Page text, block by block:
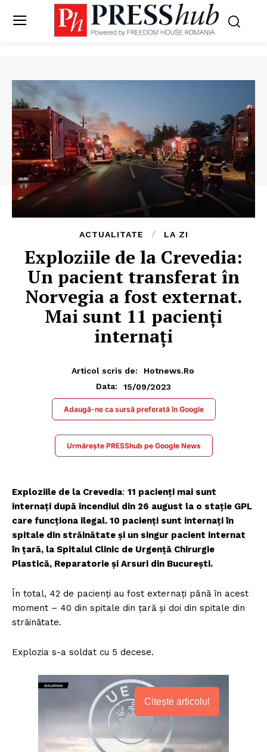
ACTUALITATE LA ZI
Exploziile de la Crevedia:
Un pacient transferat în
Norvegia a fost externat.
Mai sunt 11 pacienți
internați
Articol scris de:
Hotnews.ro
Data:
15/09/2023
Adaugă-ne ca sursă preferată în Google
Urmărește PRESShub pe Google News
​Exploziile de la Crevedia: 11 pacienți mai sunt
internați după incendiul din 26 august la o stație GPL
care funcționa ilegal. 10 pacienți sunt internați în
spitale din străinătate și un singur pacient internat
în țară, la Spitalul Clinic de Urgență Chirurgie
Plastică, Reparatorie și Arsuri din București.
În total, 42 de pacienți au fost externați până în acest
moment – 40 din spitale din țară și doi din spitale din
străinătate.
Explozia s-a soldat cu 5 decese.
Citește articolul